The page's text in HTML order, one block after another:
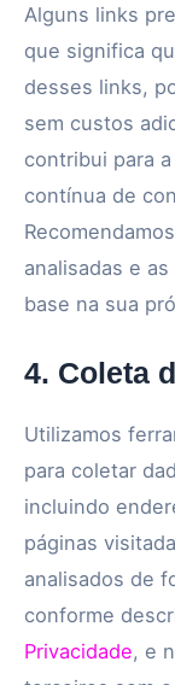
Alguns links
que significa
desses links,
sem custos
contribui para
contínua de
analisadas e
base na sua
4. Coleta
Utilizamos
para coletar
incluindo
páginas
analisados de
conforme
Privacidade, e